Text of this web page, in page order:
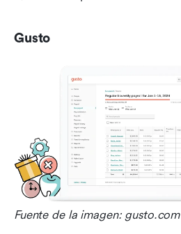
Gusto
Fuente de la imagen: gusto.com